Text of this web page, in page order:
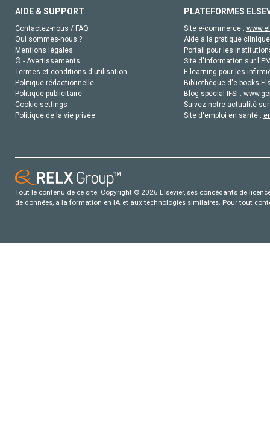
AIDE & SUPPORT
Contactez-nous / FAQ
Qui sommes-nous ?
Mentions légales
© - Avertissements
Termes et conditions d'utilisation
Politique rédactionnelle
Politique publicitaire
Cookie settings
Politique de la vie privée
PLATEFORMES
Site e-commerce :
Aide à la pratique
Portail pour les
Site d'information sur
E-learning pour les
Bibliothèque d'e-books
Blog special IFSI :
Suivez notre actualité
Site d'emploi en santé :
Tout le contenu de ce site: Copyright © 2026 Elsevier, ses concédants de
de données, a la formation en IA et aux technologies similaires. Pour tout